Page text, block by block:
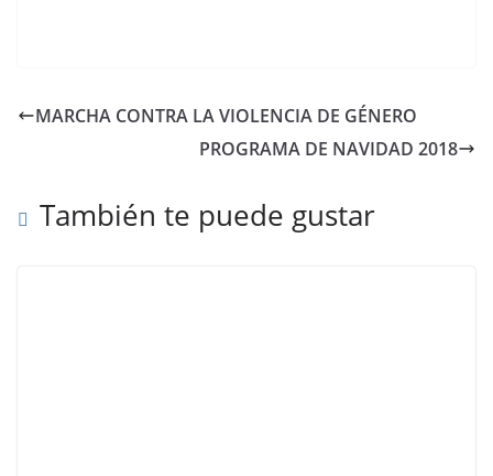
MARCHA CONTRA LA VIOLENCIA DE GÉNERO
PROGRAMA DE NAVIDAD 2018
También te puede gustar